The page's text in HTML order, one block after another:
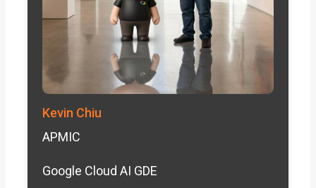
Kevin Chiu
APMIC
Google Cloud AI GDE